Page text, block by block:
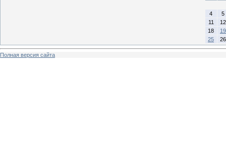
4
5
11
12
18
19
25
26
Полная версия сайта